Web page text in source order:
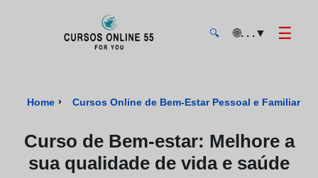
🔍 🌐. . .▼ ☰
Home › Cursos Online de Bem-Estar Pessoal e Familiar
Curso de Bem-estar: Melhore a
sua qualidade de vida e saúde